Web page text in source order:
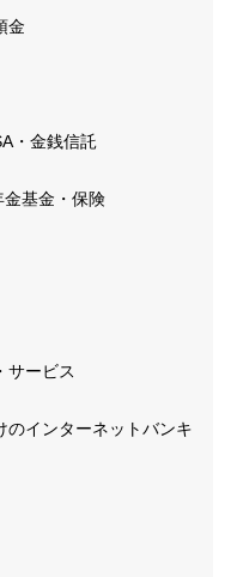
金
・金銭信託
金基金・保険
サービス
のインターネットバンキ